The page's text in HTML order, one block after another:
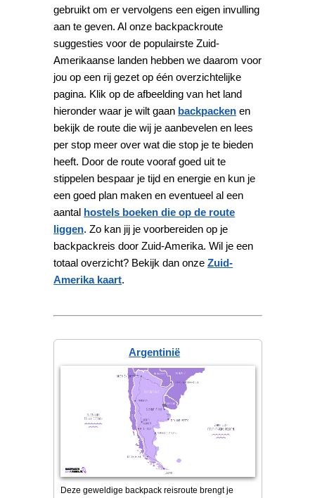
gebruikt om er vervolgens een eigen invulling
aan te geven. Al onze backpackroute
suggesties voor de populairste Zuid-
Amerikaanse landen hebben we daarom voor
jou op een rij gezet op één overzichtelijke
pagina. Klik op de afbeelding van het land
hieronder waar je wilt gaan backpacken en
bekijk de route die wij je aanbevelen en lees
per stop meer over wat die stop je te bieden
heeft. Door de route vooraf goed uit te
stippelen bespaar je tijd en energie en kun je
een goed plan maken en eventueel al een
aantal hostels boeken die op de route
liggen. Zo kan jij je voorbereiden op je
backpackreis door Zuid-Amerika. Wil je een
totaal overzicht? Bekijk dan onzeZuid-
Amerika kaart.
Argentinië
Deze geweldige backpack reisroute brengt je